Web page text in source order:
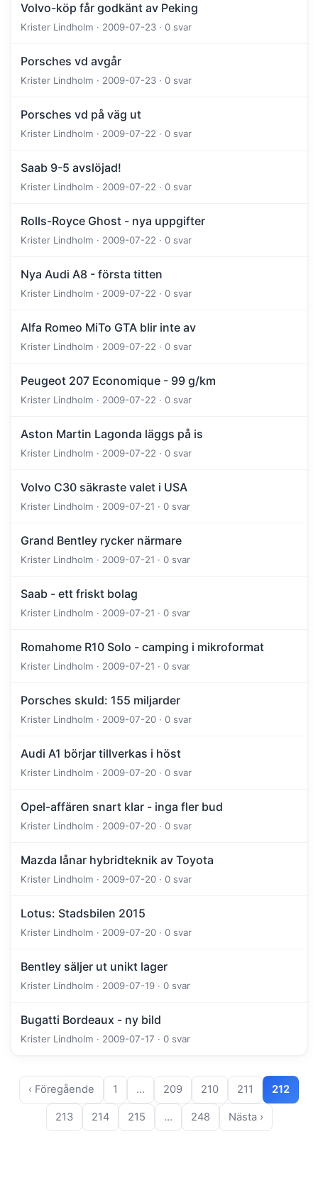
Volvo-köp får godkänt av Peking
Krister Lindholm · 2009-07-23 · 0 svar
Porsches vd avgår
Krister Lindholm · 2009-07-23 · 0 svar
Porsches vd på väg ut
Krister Lindholm · 2009-07-22 · 0 svar
Saab 9-5 avslöjad!
Krister Lindholm · 2009-07-22 · 0 svar
Rolls-Royce Ghost - nya uppgifter
Krister Lindholm · 2009-07-22 · 0 svar
Nya Audi A8 - första titten
Krister Lindholm · 2009-07-22 · 0 svar
Alfa Romeo MiTo GTA blir inte av
Krister Lindholm · 2009-07-22 · 0 svar
Peugeot 207 Economique - 99 g/km
Krister Lindholm · 2009-07-22 · 0 svar
Aston Martin Lagonda läggs på is
Krister Lindholm · 2009-07-22 · 0 svar
Volvo C30 säkraste valet i USA
Krister Lindholm · 2009-07-21 · 0 svar
Grand Bentley rycker närmare
Krister Lindholm · 2009-07-21 · 0 svar
Saab - ett friskt bolag
Krister Lindholm · 2009-07-21 · 0 svar
Romahome R10 Solo - camping i mikroformat
Krister Lindholm · 2009-07-21 · 0 svar
Porsches skuld: 155 miljarder
Krister Lindholm · 2009-07-20 · 0 svar
Audi A1 börjar tillverkas i höst
Krister Lindholm · 2009-07-20 · 0 svar
Opel-affären snart klar - inga fler bud
Krister Lindholm · 2009-07-20 · 0 svar
Mazda lånar hybridteknik av Toyota
Krister Lindholm · 2009-07-20 · 0 svar
Lotus: Stadsbilen 2015
Krister Lindholm · 2009-07-20 · 0 svar
Bentley säljer ut unikt lager
Krister Lindholm · 2009-07-19 · 0 svar
Bugatti Bordeaux - ny bild
Krister Lindholm · 2009-07-17 · 0 svar
‹ Föregående 1 … 209 210 211 212
213 214 215 … 248 Nästa ›